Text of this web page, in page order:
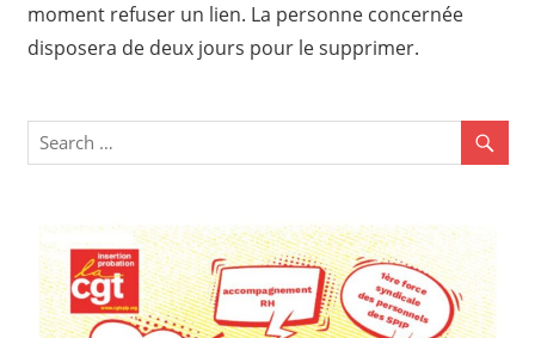
moment refuser un lien. La personne concernée
disposera de deux jours pour le supprimer.